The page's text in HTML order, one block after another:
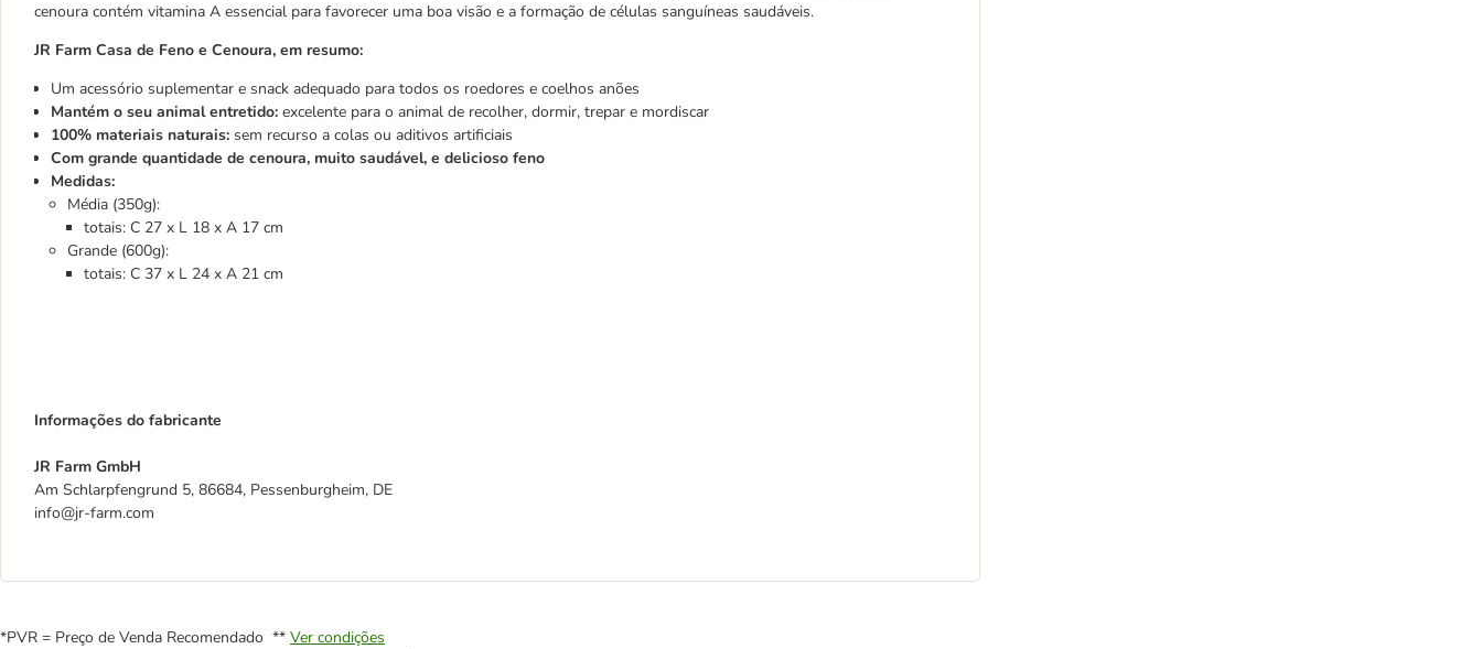
cenoura contém vitamina A essencial para favorecer uma boa visão e a formação de células sanguíneas saudáveis.
JR Farm Casa de Feno e Cenoura, em resumo:
Um acessório suplementar e snack adequado para todos os roedores e coelhos anões
Mantém o seu animal entretido: excelente para o animal de recolher, dormir, trepar e mordiscar
100% materiais naturais: sem recurso a colas ou aditivos artificiais
Com grande quantidade de cenoura, muito saudável, e delicioso feno
Medidas:
Média (350g):
totais: C 27 x L 18 x A 17 cm
Grande (600g):
totais: C 37 x L 24 x A 21 cm
Informações do fabricante
JR Farm GmbH
Am Schlarpfengrund 5, 86684, Pessenburgheim, DE
info@jr-farm.com
*PVR = Preço de Venda Recomendado ** Ver condições